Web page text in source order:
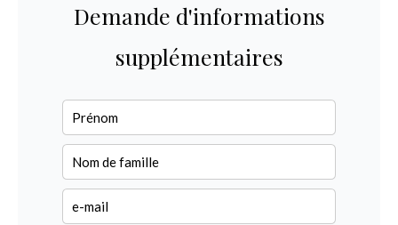
Demande d'informations
supplémentaires